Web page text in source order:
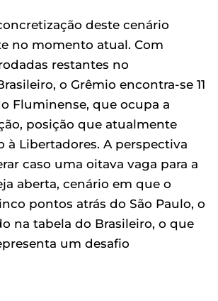
deste cenário
no momento atual. Com
restantes no
o Grêmio encontra-se 11
Fluminense, que ocupa a
posição que atualmente
à Libertadores. A perspectiva
caso uma oitava vaga para a
aberta, cenário em que o
pontos atrás do São Paulo, o
na tabela do Brasileiro, o que
um desafio